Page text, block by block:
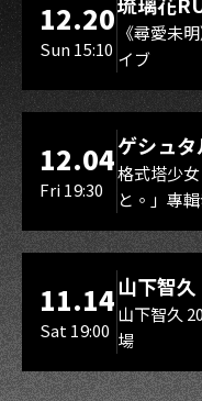
12.20
Sun 15:10
Rebirth
スマイル
《尋愛未
イブ
LIVE WAREHOUSE 小
12.04
Fri 19:30
ゲシュ
Gestalt
格式塔少
と。」專
11.14
Sat 19:00
山下智久
山下智久
場